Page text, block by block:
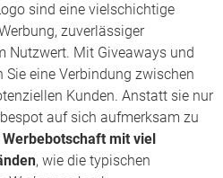
sind eine vielschichtige
zuverlässiger
Nutzwert. Mit Giveaways und
eine Verbindung zwischen
Kunden. Anstatt sie nur
auf sich aufmerksam zu
Werbebotschaft mit viel
, wie die typischen